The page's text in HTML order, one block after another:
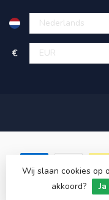
€
© Copyright 2026
Wij slaan cookies op
akkoord?
Ja